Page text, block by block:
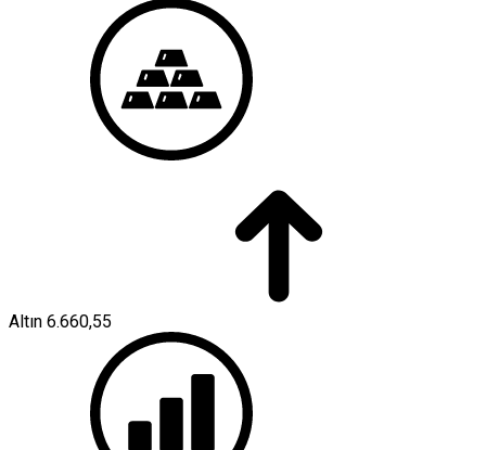
Altın 6.660,55